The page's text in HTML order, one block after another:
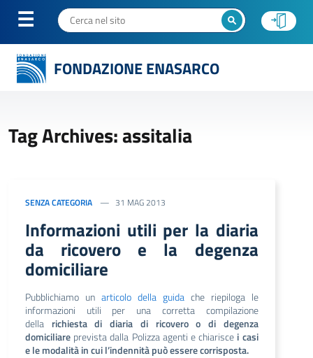
FONDAZIONE ENASARCO
Tag Archives: assitalia
SENZA CATEGORIA 31 MAG 2013
Informazioni utili per la diaria
da ricovero e la degenza
domiciliare
Pubblichiamo un articolo della guidache riepiloga le
informazioni utili per una corretta compilazione
della richiesta di diaria di ricovero o di degenza
domiciliare prevista dalla Polizza agenti e chiarisce i casi
e le modalità in cui l’indennità può essere corrisposta.